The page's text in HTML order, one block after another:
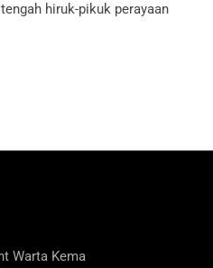
hiruk-pikuk perayaan
Warta Kema